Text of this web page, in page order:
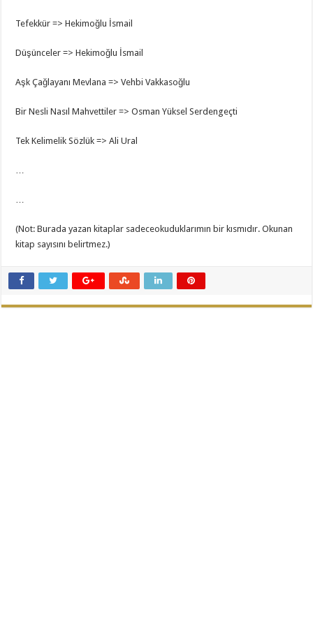
Tefekkür => Hekimoğlu İsmail
Düşünceler => Hekimoğlu İsmail
Aşk Çağlayanı Mevlana => Vehbi Vakkasoğlu
Bir Nesli Nasıl Mahvettiler => Osman Yüksel Serdengeçti
Tek Kelimelik Sözlük => Ali Ural
…
…
(Not: Burada yazan kitaplar sadeceokuduklarımın bir kısmıdır. Okunan
kitap sayısını belirtmez.)